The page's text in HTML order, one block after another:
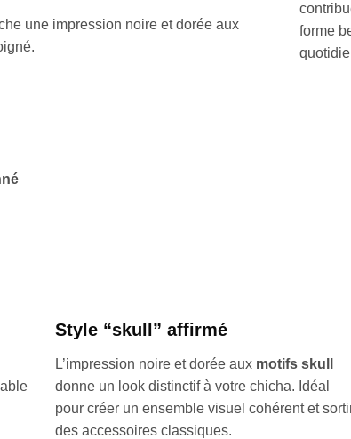
une impression noire et dorée aux
forme
Style “skull” affirmé
L’impression noire et dorée aux motifs skull
donne un look distinctif à votre chicha. Idéal
pour créer un ensemble visuel cohérent et
des accessoires classiques.